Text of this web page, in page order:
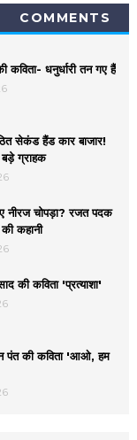
COMMENTS
कविता- धनुर्धारी तन गए हैं
सेकंड हैंड कार बाजार!
ग्राहक
चोपड़ा? रजत पदक
कहानी
की कविता 'प्रत्याशा'
पंत की कविता 'आओ, हम